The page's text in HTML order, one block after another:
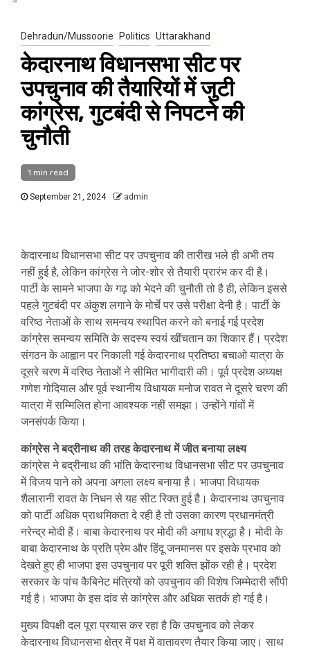
Dehradun/Mussoorie Politics Uttarakhand
केदारनाथ व‍िधानसभा सीट पर
उपचुनाव की तैयार‍ियों में जुटी
कांग्रेस, गुटबंदी से निपटने की
चुनौती
1 min read
September 21, 2024 admin
केदारनाथ विधानसभा सीट पर उपचुनाव की तारीख भले ही अभी तय
नहीं हुई है, लेकिन कांग्रेस ने जोर-शोर से तैयारी प्रारंभ कर दी है।
पार्टी के सामने भाजपा के गढ़ को भेदने की चुनौती तो है ही, लेकिन इससे
पहले गुटबंदी पर अंकुश लगाने के मोर्चे पर उसे परीक्षा देनी है। पार्टी के
वरिष्ठ नेताओं के साथ समन्वय स्थापित करने को बनाई गई प्रदेश
कांग्रेस समन्वय समिति के सदस्य स्वयं खींचतान का शिकार हैं। प्रदेश
संगठन के आह्वान पर निकाली गई केदारनाथ प्रतिष्ठा बचाओ यात्रा के
दूसरे चरण में वरिष्ठ नेताओं ने सीमित भागीदारी की। पूर्व प्रदेश अध्यक्ष
गणेश गोदियाल और पूर्व स्थानीय विधायक मनोज रावत ने दूसरे चरण की
यात्रा में सम्मिलित होना आवश्यक नहीं समझा। उन्होंने गांवों में
जनसंपर्क किया।
कांग्रेस ने बद्रीनाथ की तरह केदारनाथ में जीत बनाया लक्ष्‍य
कांग्रेस ने बद्रीनाथ की भांति केदारनाथ विधानसभा सीट पर उपचुनाव
में विजय पाने को अपना अगला लक्ष्य बनाया है। भाजपा विधायक
शैलारानी रावत के निधन से यह सीट रिक्त हुई है। केदारनाथ उपचुनाव
को पार्टी अधिक प्राथमिकता दे रही है तो उसका कारण प्रधानमंत्री
नरेन्द्र मोदी हैं। बाबा केदारनाथ पर मोदी की अगाध श्रद्धा है। मोदी के
बाबा केदारनाथ के प्रति प्रेम और हिंदू जनमानस पर इसके प्रभाव को
देखते हुए ही भाजपा इस उपचुनाव पर पूरी शक्ति झोंक रही है। प्रदेश
सरकार के पांच कैबिनेट मंत्रियों को उपचुनाव की विशेष जिम्मेदारी सौंपी
गई है। भाजपा के इस दांव से कांग्रेस और अधिक सतर्क हो गई है।
मुख्य विपक्षी दल पूरा प्रयास कर रहा है कि उपचुनाव को लेकर
केदारनाथ विधानसभा क्षेत्र में पक्ष में वातावरण तैयार किया जाए। साथ